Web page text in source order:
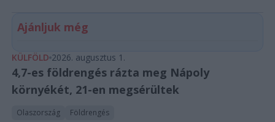
Ajánljuk még
KÜLFÖLD 2026. augusztus 1.
4,7-es földrengés rázta meg Nápoly
környékét, 21-en megsérültek
Olaszország Földrengés